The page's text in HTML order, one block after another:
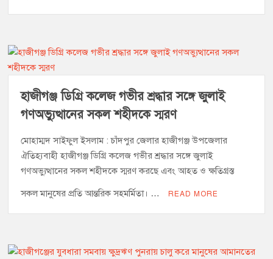
হাজীগঞ্জ ডিগ্রি কলেজ গভীর শ্রদ্ধার সঙ্গে জুলাই
গণঅভ্যুত্থানের সকল শহীদকে স্মরণ
মোহাম্মদ সাইফুল ইসলাম : চাঁদপুর জেলার হাজীগঞ্জ উপজেলার
ঐতিহ্যবাহী হাজীগঞ্জ ডিগ্রি কলেজ গভীর শ্রদ্ধার সঙ্গে জুলাই
গণঅভ্যুত্থানের সকল শহীদকে স্মরণ করছে এবং আহত ও ক্ষতিগ্রস্ত
সকল মানুষের প্রতি আন্তরিক সহমর্মিতা। … READ MORE